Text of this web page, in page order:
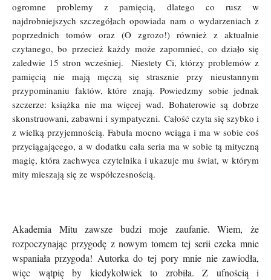
ogromne problemy z pamięcią, dlatego co rusz w
najdrobniejszych szczegółach opowiada nam o wydarzeniach z
poprzednich tomów oraz (O zgrozo!) również z aktualnie
czytanego, bo przecież każdy może zapomnieć, co działo się
zaledwie 15 stron wcześniej. Niestety Ci, którzy problemów z
pamięcią nie mają męczą się strasznie przy nieustannym
przypominaniu faktów, które znają. Powiedzmy sobie jednak
szczerze: książka nie ma więcej wad. Bohaterowie są dobrze
skonstruowani, zabawni i sympatyczni. Całość czyta się szybko i
z wielką przyjemnością. Fabuła mocno wciąga i ma w sobie coś
przyciągającego, a w dodatku cała seria ma w sobie tą mityczną
magię, która zachwyca czytelnika i ukazuje mu świat, w którym
mity mieszają się ze współczesnością.
Akademia Mitu zawsze budzi moje zaufanie. Wiem, że
rozpoczynając przygodę z nowym tomem tej serii czeka mnie
wspaniała przygoda! Autorka do tej pory mnie nie zawiodła,
więc wątpię by kiedykolwiek to zrobiła. Z ufnością i